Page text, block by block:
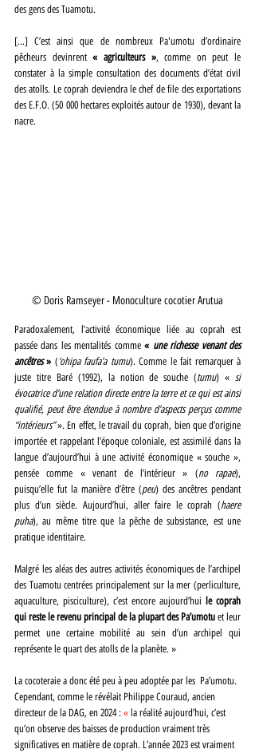
des gens des Tuamotu.
[…] C’est ainsi que de nombreux Pa'umotu d’ordinaire
pêcheurs devinrent « agriculteurs », comme on peut le
constater à la simple consultation des documents d’état civil
des atolls. Le coprah deviendra le chef de file des exportations
des E.F.O. (50 000 hectares exploités autour de 1930), devant la
nacre.
© Doris Ramseyer - Monoculture cocotier Arutua
Paradoxalement, l’activité économique liée au coprah est
passée dans les mentalités comme « une richesse venant des
ancêtres » ( ‘ohipa faufa’a tumu). Comme le fait remarquer à
juste titre Baré (1992), la notion de souche (tumu) « si
évocatrice d’une relation directe entre la terre et ce qui est ainsi
qualifié, peut être étendue à nombre d’aspects perçus comme
“intérieurs” ». En effet, le travail du coprah, bien que d’origine
importée et rappelant l’époque coloniale, est assimilé dans la
langue d’aujourd’hui à une activité économique « souche »,
pensée comme « venant de l’intérieur » (no rapae),
puisqu’elle fut la manière d’être (peu) des ancêtres pendant
plus d’un siècle. Aujourd’hui, aller faire le coprah (haere
puha), au même titre que la pêche de subsistance, est une
pratique identitaire.
Malgré les aléas des autres activités économiques de l’archipel
des Tuamotu centrées principalement sur la mer (perliculture,
aquaculture, pisciculture), c’est encore aujourd’hui le coprah
qui reste le revenu principal de la plupart des Pa’umotu et leur
permet une certaine mobilité au sein d’un archipel qui
représente le quart des atolls de la planète. »
La cocoteraie a donc été peu à peu adoptée par les  Pa’umotu.
Cependant, comme le révélait Philippe Couraud, ancien
directeur de la DAG, en 2024 : « la réalité aujourd’hui, c’est
qu’on observe des baisses de production vraiment très
significatives en matière de coprah. L’année 2023 est vraiment